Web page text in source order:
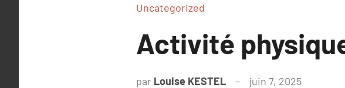
Uncategorized
Activité
par Louise KESTEL juin 7, 2025